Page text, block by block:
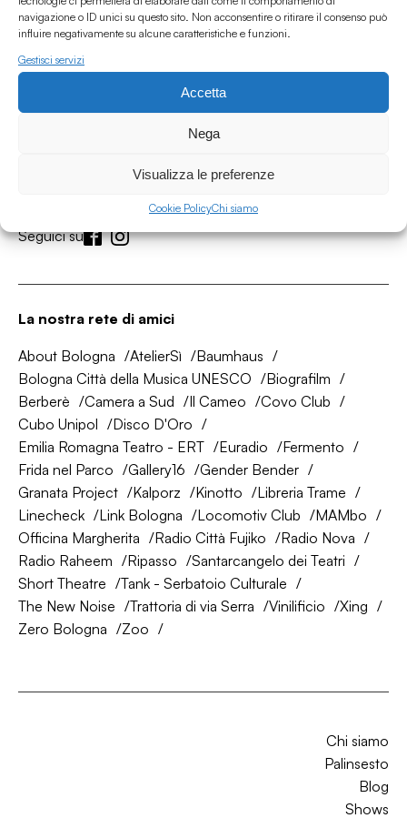
navigazione o ID unici su questo sito. Non acconsentire o ritirare il consenso può
influire negativamente su alcune caratteristiche e funzioni.
Gestisci servizi
Accetta
Nega
Visualizza le preferenze
Cookie PolicyChi siamo
Associazione Culturale Humus
IVA: IT03691751204
Seguici su
La nostra rete di amici
About Bologna AtelierSì
Baumhaus
Bologna Città della Musica UNESCO
Biografilm
Berberè
Camera a Sud Il Cameo
Covo Club
Cubo Unipol
Disco D'Oro
Emilia Romagna Teatro - ERT
Euradio
Fermento
Frida nel Parco
Gallery16
Gender Bender
Granata Project
Kalporz Kinotto
Libreria Trame
Linecheck
Link Bologna Locomotiv Club
MAMbo
Officina Margherita
Radio Città Fujiko
Radio Nova
Radio Raheem
Ripasso
Santarcangelo dei Teatri
Short Theatre
Tank - Serbatoio Culturale
The New Noise
Trattoria di via Serra Vinilificio
Xing
Zero Bologna
Zoo
Chi siamo
Palinsesto
Blog
Shows